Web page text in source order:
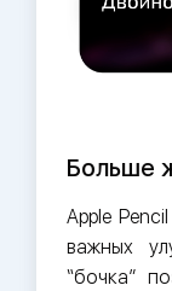
Больше
Apple
важных
“бочка”